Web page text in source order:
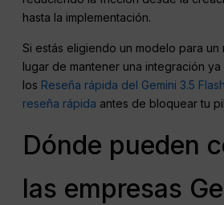
hasta la implementación.
Si estás eligiendo un modelo para
lugar de mantener una integración
los Reseña rápida del Gemini 3.5 Flash
reseña rápida antes de bloquear tu
Dónde pueden
las empresas